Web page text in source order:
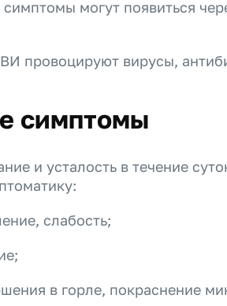
могут появиться
провоцируют вирусы,
симптомы
и усталость в течение
слабость;
в горле, покраснение